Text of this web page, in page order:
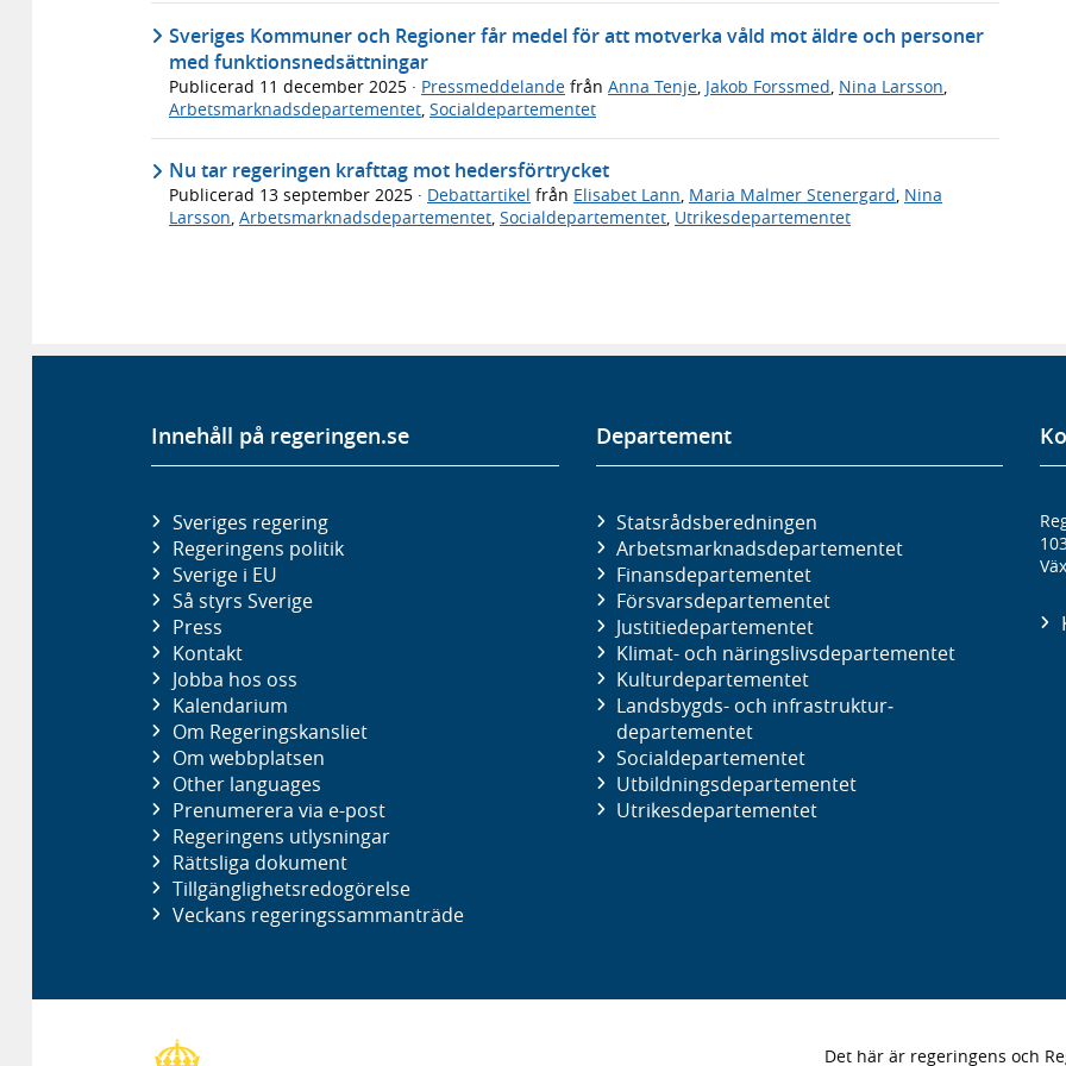
Sveriges Kommuner och Regioner får medel för att motverka våld mot äldre och personer
med funktionsnedsättningar
Publicerad 11 december 2025 · Pressmeddelande från Anna Tenje Jakob Forssmed Nina Larsson
Arbetsmarknadsdepartementet Socialdepartementet
Nu tar regeringen krafttag mot hedersförtrycket
Publicerad 13 september 2025 · Debattartikel från Elisabet Lann, Maria Malmer Stenergard, Nina
Larsson, Arbetsmarknadsdepartementet, Socialdepartementet, Utrikesdepartementet
Innehåll på regeringen.se
Sveriges regering
Regeringens politik
Sverige i EU
Så styrs Sverige
Press
Kontakt
Jobba hos oss
Kalendarium
Om Regeringskansliet
Om webbplatsen
Other languages
Prenumerera via e-post
Regeringens utlysningar
Rättsliga dokument
Tillgänglighetsredogörelse
Veckans regeringssammanträde
Departement
Statsrådsberedningen
Arbetsmarknads­departementet
Finans­departementet
Försvars­departementet
Justitie­departementet
Klimat- och näringslivs­departementet
Kultur­departementet
Landsbygds- och infrastruktur­
departementet
Social­departementet
Utbildnings­departementet
Utrikes­departementet
Det här är regeringens och